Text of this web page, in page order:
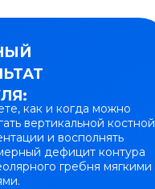
как и когда можно
вертикальной костной
и восполнять
дефицит контура
гребня мягкими